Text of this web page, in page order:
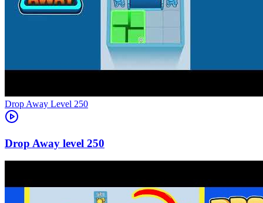
Level 250
250